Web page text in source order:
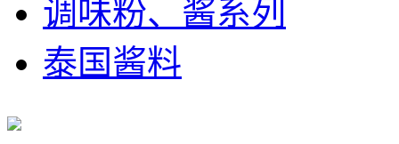
调味粉、酱系列
泰国酱料